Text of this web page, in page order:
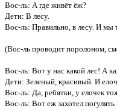
Вос-ль: А где живёт ёж?
Дети: В лесу.
Вос-ль: Правильно, в лесу. И мы
(Вос-ль проводит поролоном,
Вос-ль: Вот у нас какой лес! А
Дети: Зеленый, красивый. И
Вос-ль: Да, ребятки, у елочек
Вос-ль: Вот еж захотел